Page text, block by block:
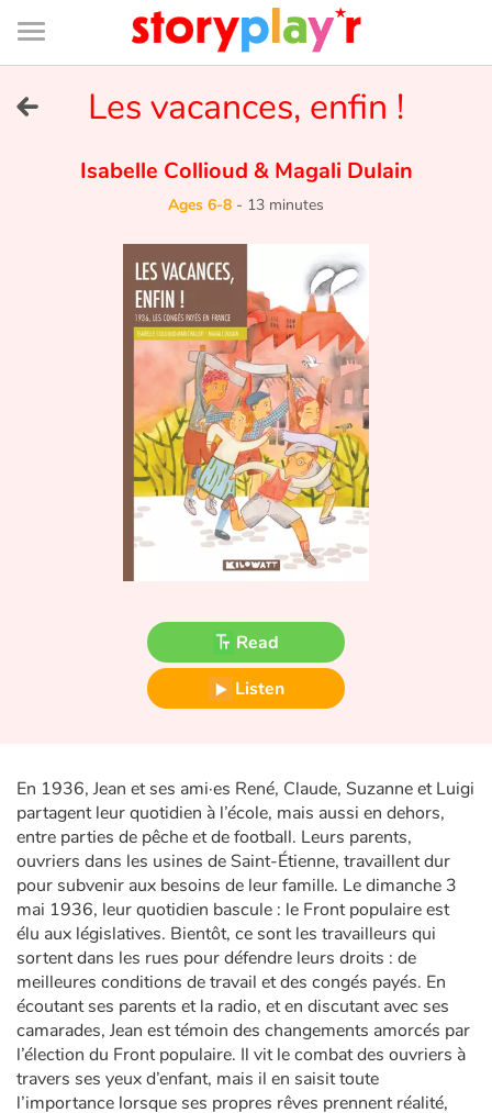
Connexion
Bibliothèque
de
page
Tales and classics in french
Fable, myth, literature and poetry
Princesses and princes, kings, queens and dragons
Heroines and Heroes
Travel, epic, investigation, adventure
Around the world
Learning
Arts, space, activities
Documentaries
With the family
Les vacances, enfin !
Isabelle Collioud &Magali Dulain
Ages 6-8 - 13 minutes
Read
Listen
En 1936, Jean et ses ami·es René, Claude, Suzanne et Luigi
partagent leur quotidien à l’école, mais aussi en dehors,
entre parties de pêche et de football. Leurs parents,
ouvriers dans les usines de Saint-Étienne, travaillent dur
pour subvenir aux besoins de leur famille. Le dimanche 3
mai 1936, leur quotidien bascule : le Front populaire est
élu aux législatives. Bientôt, ce sont les travailleurs qui
sortent dans les rues pour défendre leurs droits : de
meilleures conditions de travail et des congés payés. En
écoutant ses parents et la radio, et en discutant avec ses
camarades, Jean est témoin des changements amorcés par
l’élection du Front populaire. Il vit le combat des ouvriers à
travers ses yeux d’enfant, mais il en saisit toute
l’importance lorsque ses propres rêves prennent réalité,